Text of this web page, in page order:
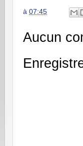
à 07:45
Aucun